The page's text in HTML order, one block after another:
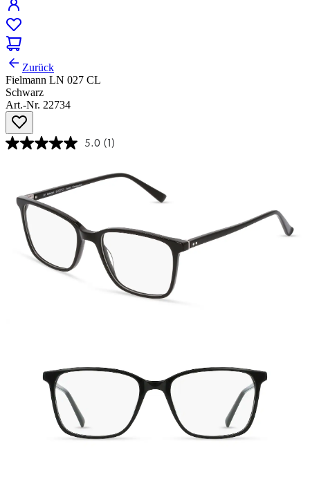
Zurück
Fielmann LN 027 CL
Schwarz
Art.-Nr. 22734
5.0 (1)